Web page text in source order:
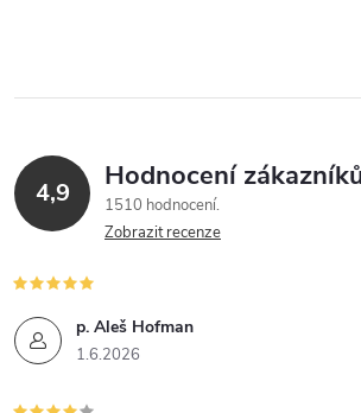
4,9 Hodnocení
1510 hodnocení
Zobrazit recenze
p. Aleš Hofman
1.6.2026